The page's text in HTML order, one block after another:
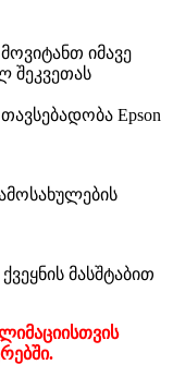
იმავე
შეკვეთას
Epson
მასშტაბით